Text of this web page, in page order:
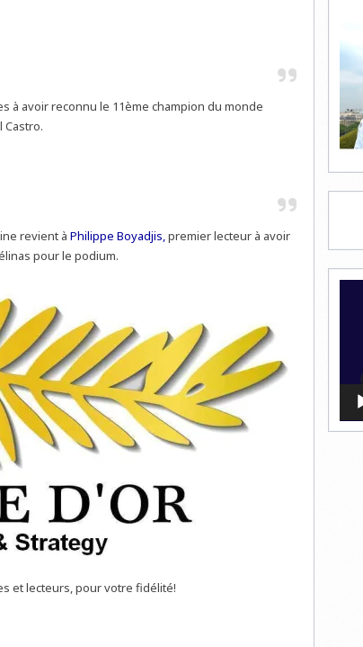
à avoir reconnu le 11ème champion du monde
Castro.
revient à Philippe Boyadjis,premier lecteur à avoir
pour le podium.
et lecteurs, pour votre fidélité!